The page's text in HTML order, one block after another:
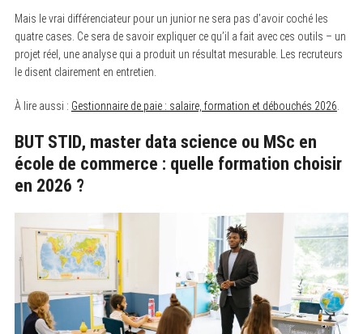
Mais le vrai différenciateur pour un junior ne sera pas d’avoir coché les
quatre cases. Ce sera de savoir expliquer ce qu’il a fait avec ces outils – un
projet réel, une analyse qui a produit un résultat mesurable. Les recruteurs
le disent clairement en entretien.
À lire aussi : Gestionnaire de paie : salaire, formation et débouchés 2026
BUT STID, master data science ou MSc en
école de commerce : quelle formation choisir
en 2026 ?